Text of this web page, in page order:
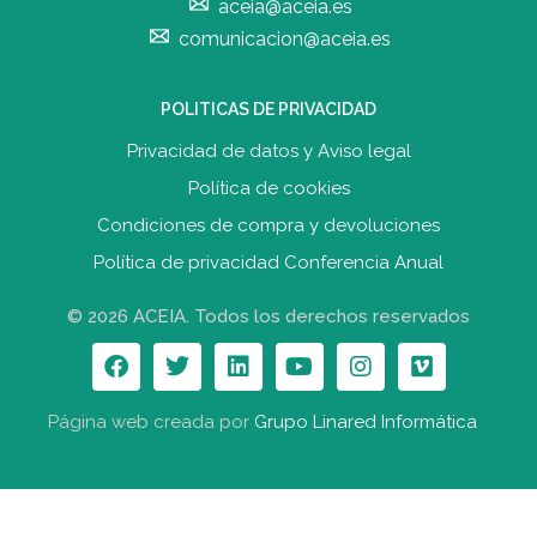
aceia@aceia.es
comunicacion@aceia.es
POLITICAS DE PRIVACIDAD
Privacidad de datos y Aviso legal
Política de cookies
Condiciones de compra y devoluciones
Política de privacidad Conferencia Anual
© 2026 ACEIA. Todos los derechos reservados
Página web creada por Grupo Linared Informática